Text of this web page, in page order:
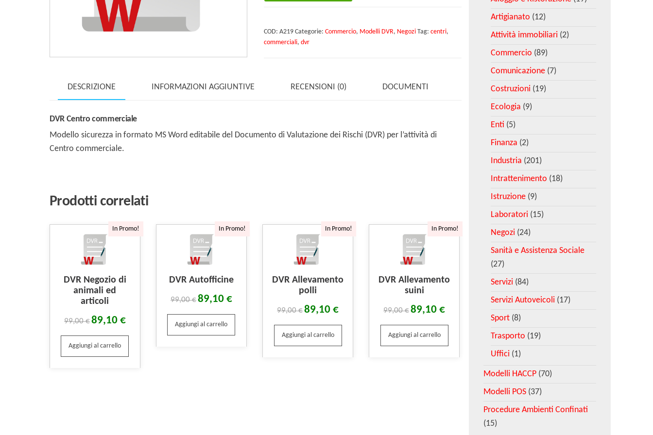
COD: A219 Categorie: Commercio, Modelli DVR, Negozi Tag: centri,
commerciali, dvr
DESCRIZIONE INFORMAZIONI AGGIUNTIVE RECENSIONI (0) DOCUMENTI
DVR Centro commerciale
Modello sicurezza in formato MS Word editabile del Documento di Valutazione dei Rischi (DVR) per l’attività di
Centro commerciale.
Prodotti correlati
In Promo!
DVR Negozio di
animali ed
articoli
99,00€89,10 €
Aggiungi al carrello
In Promo!
DVR Autofficine
99,00€89,10 €
Aggiungi al carrello
In Promo!
DVR Allevamento
polli
99,00€89,10€
Aggiungi al carrello
In Promo!
DVR Allevamento
suini
99,00€89,10€
Aggiungi al carrello
Artigianato (12)
Attività immobiliari (2)
Commercio (89)
Comunicazione (7)
Costruzioni (19)
Ecologia (9)
Enti (5)
Finanza (2)
Industria (201)
Intrattenimento (18)
Istruzione (9)
Laboratori (15)
Negozi (24)
Sanità e Assistenza Sociale
(27)
Servizi (84)
Servizi Autoveicoli (17)
Sport (8)
Trasporto (19)
Uffici (1)
Modelli HACCP (70)
Modelli POS (37)
Procedure Ambienti Confinati
(15)